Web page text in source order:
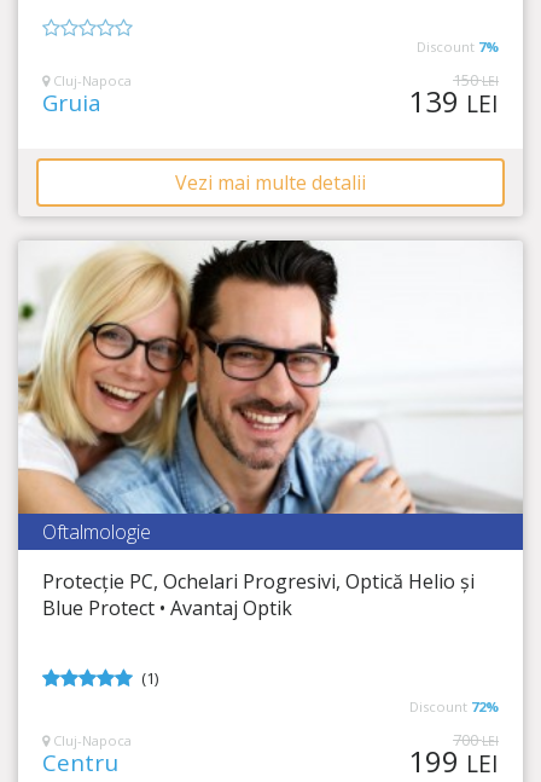
din
5
Discount 7%
Cluj-Napoca
Gruia
150LEI
139 LEI
Vezi mai multe detalii
Timp Rămas
27:50:43
Oftalmologie
Protecție PC, Ochelari Progresivi, Optică Helio și
Blue Protect • Avantaj Optik
(1)
Discount 72%
Cluj-Napoca
Centru
700LEI
199 LEI